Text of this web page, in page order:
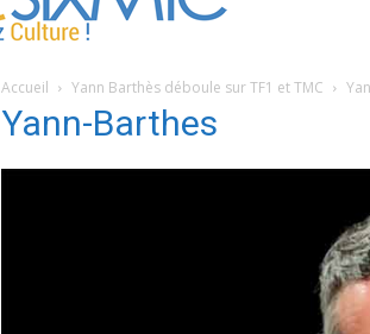
Accueil Yann Barthès déboule sur TF1 et TMC
Yann-Barthes